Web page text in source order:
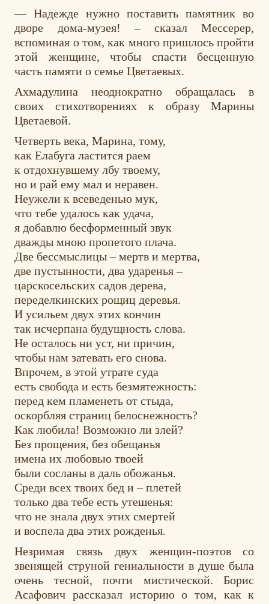
— Надежде нужно поставить памятник во
дворе дома-музея! – сказал Мессерер,
вспоминая о том, как много пришлось пройти
этой женщине, чтобы спасти бесценную
часть памяти о семье Цветаевых.
Ахмадулина неоднократно обращалась в
своих стихотворениях к образу Марины
Цветаевой.
Четверть века, Марина, тому,
как Елабуга ластится раем
к отдохнувшему лбу твоему,
но и рай ему мал и неравен.
Неужели к всеведенью мук,
что тебе удалось как удача,
я добавлю бесформенный звук
дважды мною пропетого плача.
Две бессмыслицы – мертв и мертва,
две пустынности, два ударенья –
царскосельских садов дерева,
переделкинских рощиц деревья.
И усильем двух этих кончин
так исчерпана будущность слова.
Не осталось ни уст, ни причин,
чтобы нам затевать его снова.
Впрочем, в этой утрате суда
есть свобода и есть безмятежность:
перед кем пламенеть от стыда,
оскорбляя страниц белоснежность?
Как любила! Возможно ли злей?
Без прощения, без обещанья
имена их любовью твоей
были сосланы в даль обожанья.
Среди всех твоих бед и – плетей
только два тебе есть утешенья:
что не знала двух этих смертей
и воспела два этих рожденья.
Незримая связь двух женщин-поэтов со
звенящей струной гениальности в душе была
очень тесной, почти мистической. Борис
Асафович рассказал историю о том, как к